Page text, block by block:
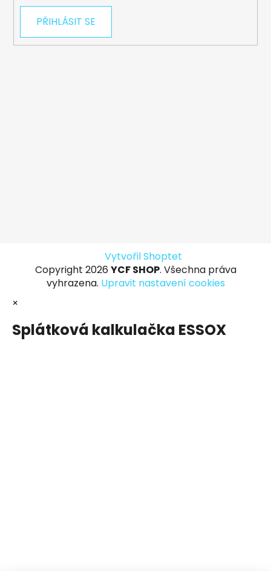
PŘIHLÁSIT SE
Vytvořil Shoptet
Copyright 2026 YCF SHOP. Všechna práva
vyhrazena. Upravit nastavení cookies
×
Splátková kalkulačka ESSOX